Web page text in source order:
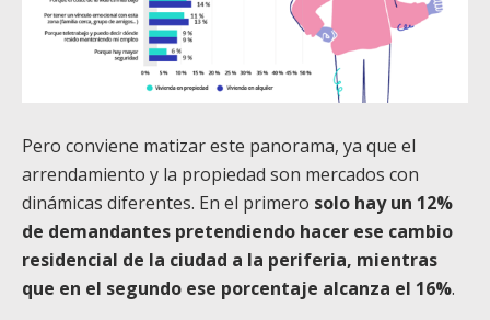
Pero conviene matizar este panorama, ya que el
arrendamiento y la propiedad son mercados con
dinámicas diferentes. En el primero solo hay un 12%
de demandantes pretendiendo hacer ese cambio
residencial de la ciudad a la periferia, mientras
que en el segundo ese porcentaje alcanza el 16%.